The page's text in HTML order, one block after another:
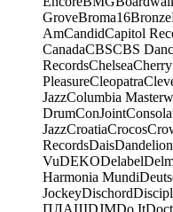
GroveBroma16Bronze
AmCandidCapitol
CanadaCBSCBS
RecordsChelsea
PleasureCleopatra
JazzColumbia
DrumConJoint
JazzCroatiaCrocos
RecordsDaisDandelion
VuDEKODelabel
Harmonia Mundi
JockeyDischord